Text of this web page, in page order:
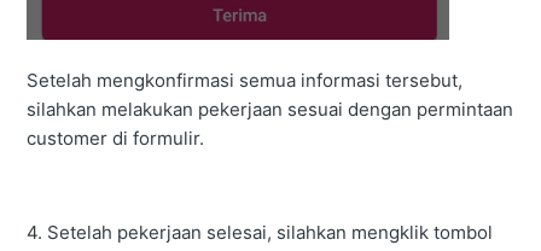
Setelah mengkonfirmasi semua informasi tersebut,
silahkan melakukan pekerjaan sesuai dengan permintaan
customer di formulir.
4. Setelah pekerjaan selesai, silahkan mengklik tombol